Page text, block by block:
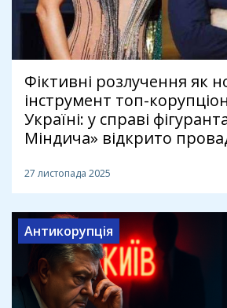
Фіктивні розлучення як
інструмент топ-
Україні: у справі
Міндича» відкрито
27 листопада 2025
Антикорупція